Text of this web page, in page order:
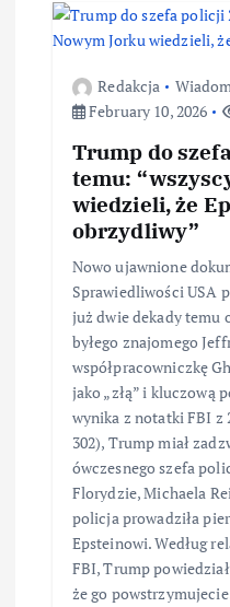
Redakcja
February 10, 2026
Trump do
temu:
wiedzieli, że
obrzydliwy”
Nowo ujawnione
Sprawiedliwości USA
już dwie dekady temu
byłego znajomego
współpracowniczkę
jako „złą” i kluczową
wynika z notatki FBI z
302), Trump miał
ówczesnego szefa
Florydzie, Michaela
policja prowadziła
Epsteinowi. Według
FBI, Trump
że go